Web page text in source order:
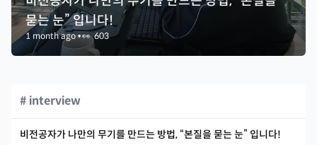
묻는 눈” 입니다!
1 month ago•👀603
# interview
비전공자가 나만의 무기를 만드는 방법, “본질을 묻는 눈” 입니다!